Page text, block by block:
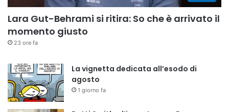
Lara Gut-Behrami si ritira: So che è arrivato il
momento giusto
23 ore fa
La vignetta dedicata all’esodo di
agosto
1 giorno fa